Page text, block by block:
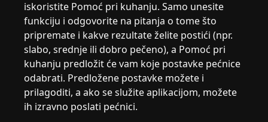
iskoristite Pomoć pri kuhanju. Samo unesite
funkciju i odgovorite na pitanja o tome što
pripremate i kakve rezultate želite postići (npr.
slabo, srednje ili dobro pečeno), a Pomoć pri
kuhanju predložit će vam koje postavke pećnice
odabrati. Predložene postavke možete i
prilagoditi, a ako se služite aplikacijom, možete
ih izravno poslati pećnici.